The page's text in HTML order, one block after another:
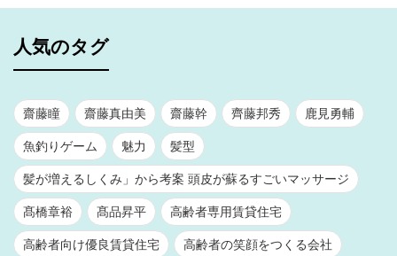
人気のタグ
齋藤瞳 齋藤真由美 齋藤幹 齊藤邦秀 鹿見勇輔
魚釣りゲーム 魅力 髪型
髪が増えるしくみ」から考案 頭皮が蘇るすごいマッサージ
髙橋章裕 髙品昇平 高齢者専用賃貸住宅
高齢者向け優良賃貸住宅 高齢者の笑顔をつくる会社